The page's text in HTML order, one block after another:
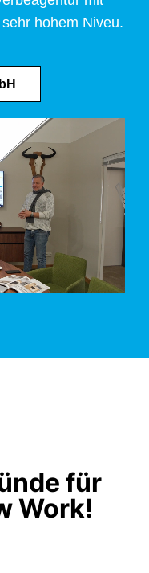
hohem Niveu.
für
Work!